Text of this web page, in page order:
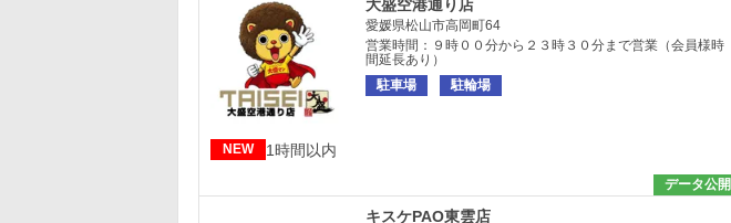
大盛空港通り店
愛媛県松山市高岡町64
営業時間：９時００分から２３時３０分まで営業（会員様時
間延長あり）
駐車場
駐輪場
NEW 1時間以内
データ公開
キスケPAO東雲店